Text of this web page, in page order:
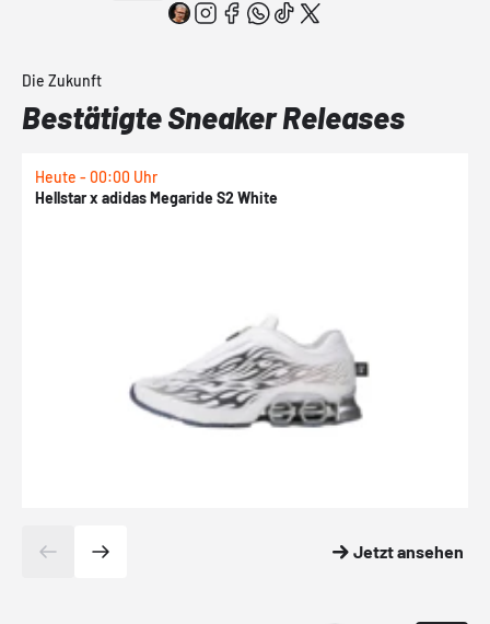
Die Zukunft
Bestätigte Sneaker Releases
Heute - 00:00 Uhr
Hellstar x adidas Megaride S2 White
Jetzt ansehen